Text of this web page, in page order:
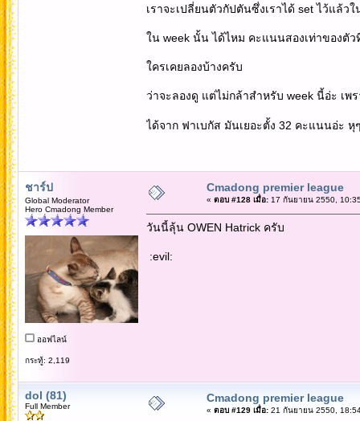
เราจะเปลี่ยนตัวกัปตันซึ่งเราได้ set ไว้แล้ว
ใน week นั้น ได้ไหม คะแนนสองเท่าของตั
ใครเคยลองบ้างครับ
ว่าจะลองดู แต่ไม่กล้าสำหรับ week นี้อ่ะ เพร
ได้จาก ฟาเบกัส มันเยอะตั้ง 32 คะแนนอ่ะ
ชาร์ป
Global Moderator
Hero Cmadong Member
ออฟไลน์
กระทู้: 2,119
Cmadong premier league
« ตอบ #128 เมื่อ:17 กันยายน 2550,
วันนี้ลุ้น OWEN Hatrick ครับ
:evil:
dol (81)
Full Member
Cmadong premier league
« ตอบ #129 เมื่อ:21 กันยายน 2550,